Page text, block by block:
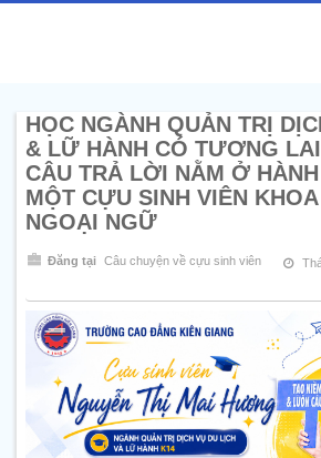
HỌC NGÀNH QUẢN TRỊ
& LỮ HÀNH CÓ TƯƠNG
CÂU TRẢ LỜI NẰM Ở
MỘT CỰU SINH VIÊN
NGOẠI NGỮ
Đăng tại Câu chuyện về cựu sinh viên